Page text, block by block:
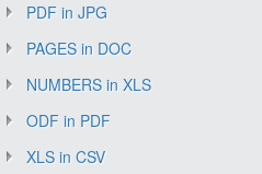
PDF in JPG
PAGES in DOC
NUMBERS in XLS
ODF in PDF
XLS in CSV